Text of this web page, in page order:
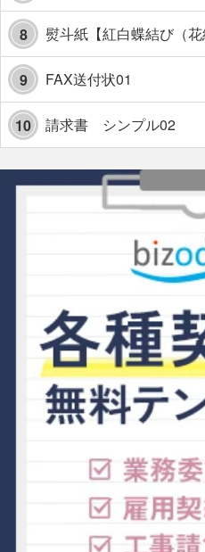
8 熨斗紙【紅白蝶結び（
9 FAX送付状01
10 請求書 シンプル02